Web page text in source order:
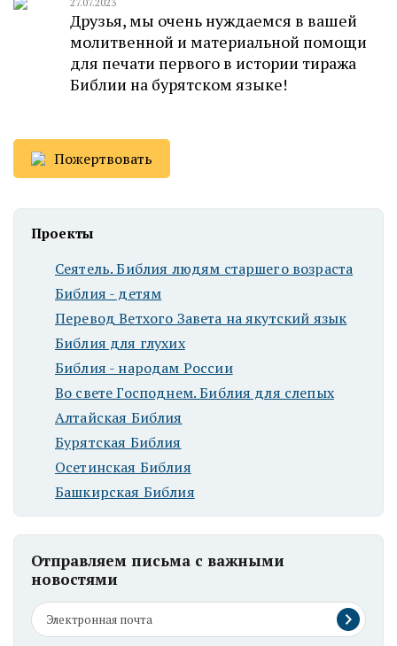
Друзья, мы очень нуждаемся в вашей
молитвенной и материальной помощи
для печати первого в истории тиража
Библии на бурятском языке!
Пожертвовать
Проекты
Сеятель. Библия людям старшего возраста
Библия - детям
Перевод Ветхого Завета на якутский язык
Библия для глухих
Библия - народам России
Во свете Господнем. Библия для слепых
Алтайская Библия
Бурятская Библия
Осетинская Библия
Башкирская Библия
Отправляем письма с важными
новостями